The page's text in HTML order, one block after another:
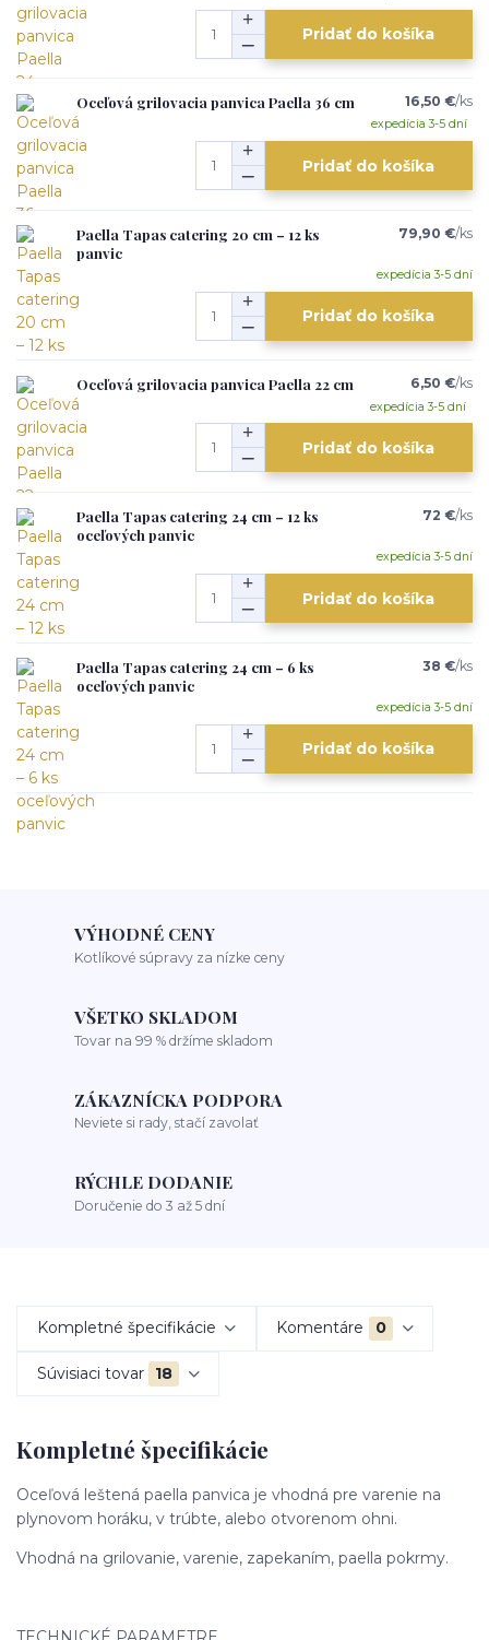
Pridať do košíka
Oceľová grilovacia panvica Paella 36 cm 16,50 €/ks
expedícia 3-5 dní
Pridať do košíka
Paella Tapas catering 20 cm – 12 ks
panvic
79,90 €/ks
expedícia 3-5 dní
Pridať do košíka
Oceľová grilovacia panvica Paella 22 cm 6,50 €/ks
expedícia 3-5 dní
Pridať do košíka
Paella Tapas catering 24 cm – 12 ks
oceľových panvic
72 €/ks
expedícia 3-5 dní
Pridať do košíka
Paella Tapas catering 24 cm – 6 ks
oceľových panvic
38 €/ks
expedícia 3-5 dní
Pridať do košíka
VÝHODNÉ CENY
Kotlíkové súpravy za nízke ceny
VŠETKO SKLADOM
Tovar na 99 % držíme skladom
ZÁKAZNÍCKA PODPORA
Neviete si rady, stačí zavolať
RÝCHLE DODANIE
Doručenie do 3 až 5 dní
Kompletné špecifikácie Komentáre 0
Súvisiaci tovar 18
Kompletné špecifikácie
Oceľová leštená paella panvica je vhodná pre varenie na
plynovom horáku, v trúbte, alebo otvorenom ohni.
Vhodná na grilovanie, varenie, zapekaním, paella pokrmy.